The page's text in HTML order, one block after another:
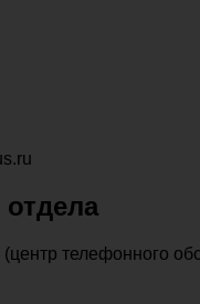
телефонного